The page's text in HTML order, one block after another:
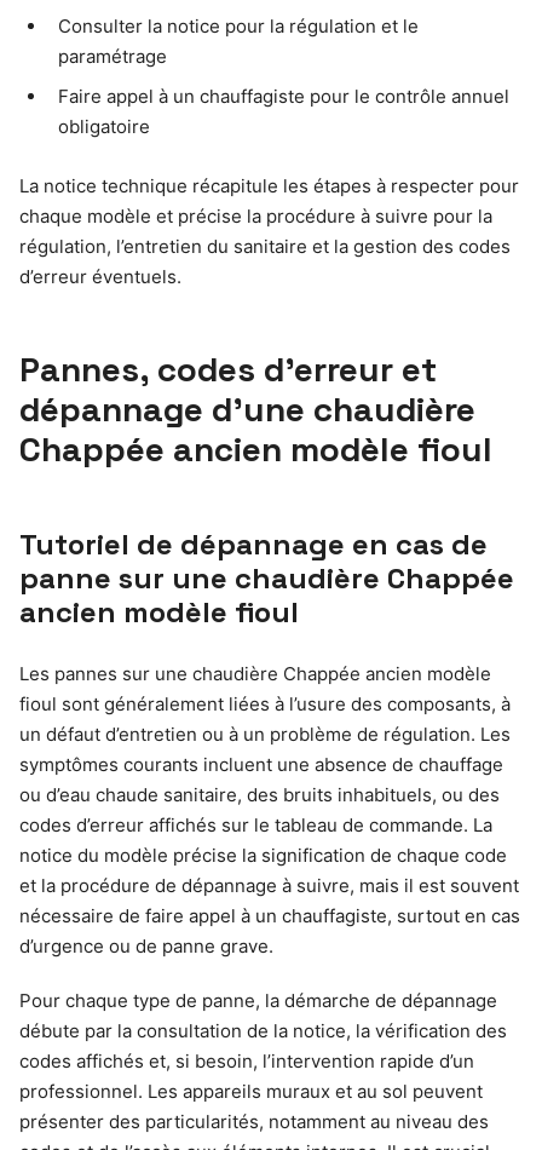
Consulter la notice pour la régulation et le
paramétrage
Faire appel à un chauffagiste pour le contrôle annuel
obligatoire
La notice technique récapitule les étapes à respecter pour
chaque modèle et précise la procédure à suivre pour la
régulation, l’entretien du sanitaire et la gestion des codes
d’erreur éventuels.
Pannes, codes d’erreur et
dépannage d’une chaudière
Chappée ancien modèle fioul
Tutoriel de dépannage en cas de
panne sur une chaudière Chappée
ancien modèle fioul
Les pannes sur une chaudière Chappée ancien modèle
fioul sont généralement liées à l’usure des composants, à
un défaut d’entretien ou à un problème de régulation. Les
symptômes courants incluent une absence de chauffage
ou d’eau chaude sanitaire, des bruits inhabituels, ou des
codes d’erreur affichés sur le tableau de commande. La
notice du modèle précise la signification de chaque code
et la procédure de dépannage à suivre, mais il est souvent
nécessaire de faire appel à un chauffagiste, surtout en cas
d’urgence ou de panne grave.
Pour chaque type de panne, la démarche de dépannage
débute par la consultation de la notice, la vérification des
codes affichés et, si besoin, l’intervention rapide d’un
professionnel. Les appareils muraux et au sol peuvent
présenter des particularités, notamment au niveau des